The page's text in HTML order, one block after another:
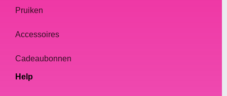
Pruiken
Accessoires
Cadeaubonnen
Help